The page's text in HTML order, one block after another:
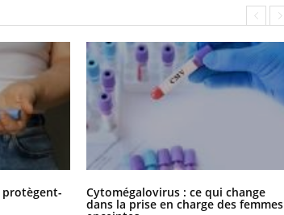
protègent- Cytomégalovirus : ce qui change
dans la prise en charge des femmes